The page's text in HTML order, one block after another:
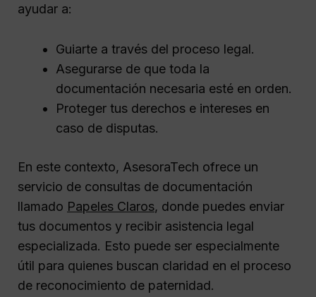
ayudar a:
Guiarte a través del proceso legal.
Asegurarse de que toda la
documentación necesaria esté en orden.
Proteger tus derechos e intereses en
caso de disputas.
En este contexto, AsesoraTech ofrece un
servicio de consultas de documentación
llamado Papeles Claros, donde puedes enviar
tus documentos y recibir asistencia legal
especializada. Esto puede ser especialmente
útil para quienes buscan claridad en el proceso
de reconocimiento de paternidad.